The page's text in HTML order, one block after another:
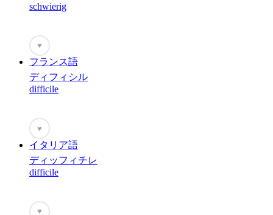
schwierig
♥
フランス語
ディフィシル
difficile
♥
イタリア語
ディッフィチレ
difficile
♥